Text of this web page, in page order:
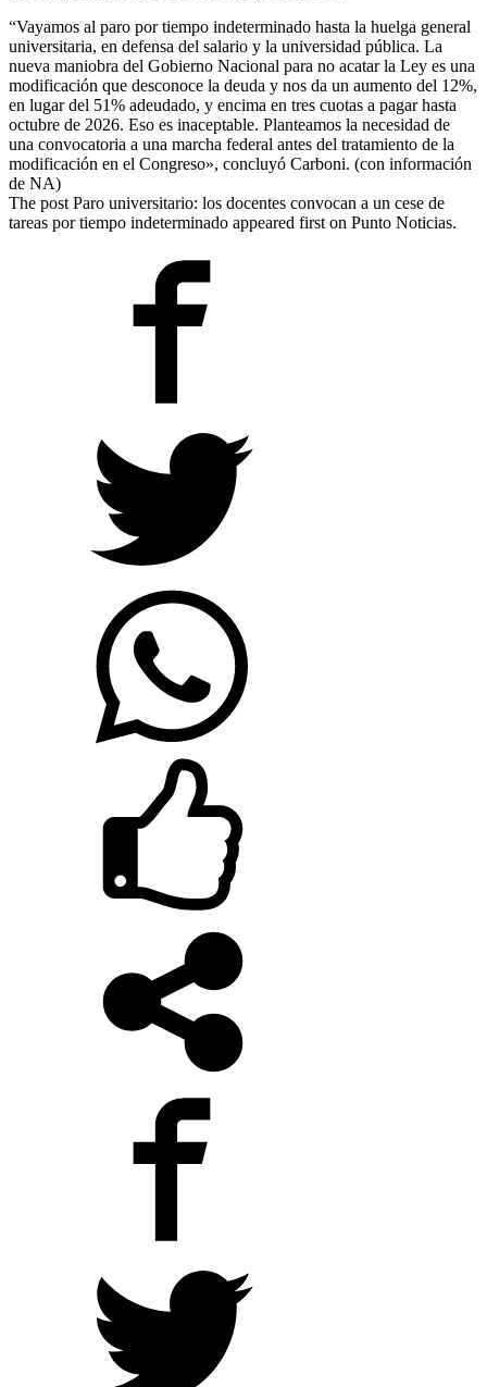
“Vayamos al paro por tiempo indeterminado hasta la huelga general
universitaria, en defensa del salario y la universidad pública. La
nueva maniobra del Gobierno Nacional para no acatar la Ley es una
modificación que desconoce la deuda y nos da un aumento del 12%,
en lugar del 51% adeudado, y encima en tres cuotas a pagar hasta
octubre de 2026. Eso es inaceptable. Planteamos la necesidad de
una convocatoria a una marcha federal antes del tratamiento de la
modificación en el Congreso», concluyó Carboni. (con información
de NA)
The post Paro universitario: los docentes convocan a un cese de
tareas por tiempo indeterminado appeared first on Punto Noticias.